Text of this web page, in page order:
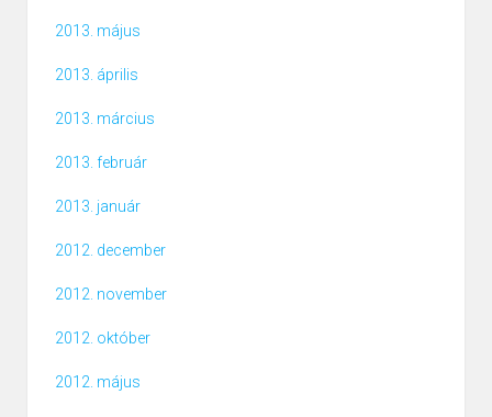
2013. május
2013. április
2013. március
2013. február
2013. január
2012. december
2012. november
2012. október
2012. május